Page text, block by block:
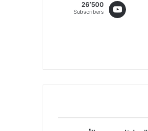
26٬500
Subscribers